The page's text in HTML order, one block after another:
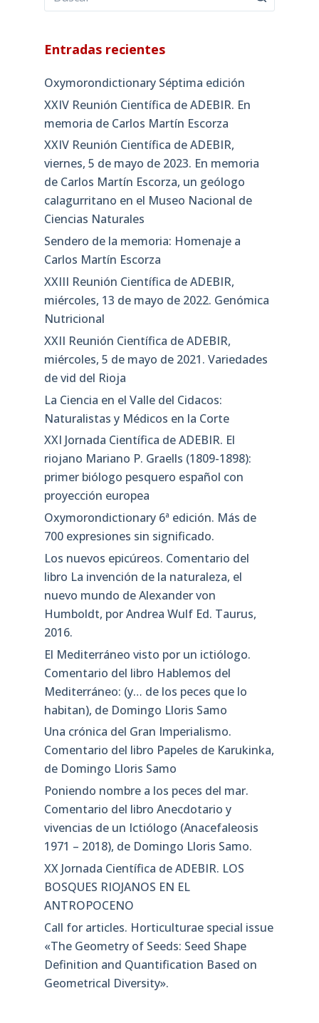
Entradas recientes
Oxymorondictionary Séptima edición
XXIV Reunión Científica de ADEBIR. En
memoria de Carlos Martín Escorza
XXIV Reunión Científica de ADEBIR,
viernes, 5 de mayo de 2023. En memoria
de Carlos Martín Escorza, un geólogo
calagurritano en el Museo Nacional de
Ciencias Naturales
Sendero de la memoria: Homenaje a
Carlos Martín Escorza
XXIII Reunión Científica de ADEBIR,
miércoles, 13 de mayo de 2022. Genómica
Nutricional
XXII Reunión Científica de ADEBIR,
miércoles, 5 de mayo de 2021. Variedades
de vid del Rioja
La Ciencia en el Valle del Cidacos:
Naturalistas y Médicos en la Corte
XXI Jornada Científica de ADEBIR. El
riojano Mariano P. Graells (1809-1898):
primer biólogo pesquero español con
proyección europea
Oxymorondictionary 6ª edición. Más de
700 expresiones sin significado.
Los nuevos epicúreos. Comentario del
libro La invención de la naturaleza, el
nuevo mundo de Alexander von
Humboldt, por Andrea Wulf Ed. Taurus,
2016.
El Mediterráneo visto por un ictiólogo.
Comentario del libro Hablemos del
Mediterráneo: (y… de los peces que lo
habitan), de Domingo Lloris Samo
Una crónica del Gran Imperialismo.
Comentario del libro Papeles de Karukinka,
de Domingo Lloris Samo
Poniendo nombre a los peces del mar.
Comentario del libro Anecdotario y
vivencias de un Ictiólogo (Anacefaleosis
1971 – 2018), de Domingo Lloris Samo.
XX Jornada Científica de ADEBIR. LOS
BOSQUES RIOJANOS EN EL
ANTROPOCENO
Call for articles. Horticulturae special issue
«The Geometry of Seeds: Seed Shape
Definition and Quantification Based on
Geometrical Diversity»​.